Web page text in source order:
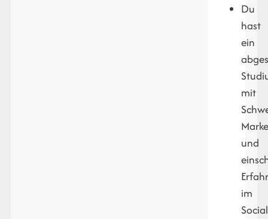
Du
hast
ein
mit
und
im
Social